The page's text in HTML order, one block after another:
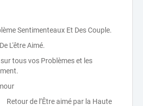
Sentimenteaux Et Des Couple.
L'être Aimé.
tous vos Problèmes et les
de l’Être aimé par la Haute